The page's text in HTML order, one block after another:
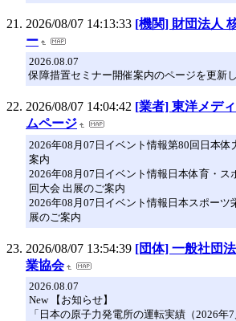
2026/08/07 14:13:33 [機関] 財団法人
ー
2026.08.07
保障措置セミナー開催案内のページを更新し
2026/08/07 14:04:42 [業者] 東洋メデ
ムページ
2026年08月07日イベント情報第80回日本体
案内
2026年08月07日イベント情報日本体育・ス
回大会 出展のご案内
2026年08月07日イベント情報日本スポーツ
展のご案内
2026/08/07 13:54:39 [団体] 一般社団
業協会
2026.08.07
New 【お知らせ】
「日本の原子力発電所の運転実績（2026年